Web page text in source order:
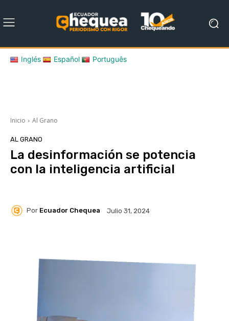
Inglés Español Português
Inicio Al Grano
AL GRANO
La desinformación se potencia
con la inteligencia artificial
Por Ecuador Chequea Julio 31, 2024